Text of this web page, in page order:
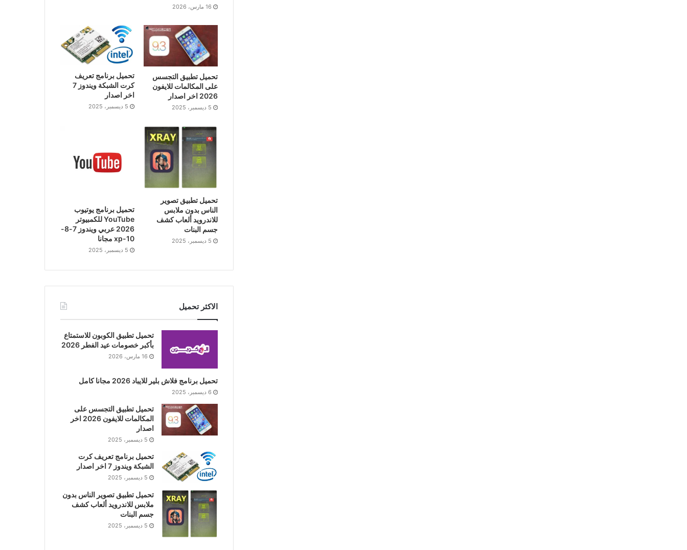
16 مارس، 2026
تحميل تطبيق التجسس
على المكالمات للايفون
2026 اخر اصدار
5 ديسمبر، 2025
تحميل برنامج تعريف
كرت الشبكة ويندوز 7
اخر اصدار
5 ديسمبر، 2025
تحميل تطبيق تصوير
الناس بدون ملابس
للاندرويد ألعاب كشف
جسم البنات
5 ديسمبر، 2025
تحميل برنامج يوتيوب
YouTube للكمبيوتر
2026 عربي ويندوز 7-8-
10-xp مجانا
5 ديسمبر، 2025
الاكثر تحميل
تحميل تطبيق الكوبون للاستمتاع
بأكبر خصومات عيد الفطر 2026
16 مارس، 2026
تحميل برنامج فلاش بلير للايباد 2026 مجانا كامل
6 ديسمبر، 2025
تحميل تطبيق التجسس على
المكالمات للايفون 2026 اخر
اصدار
5 ديسمبر، 2025
تحميل برنامج تعريف كرت
الشبكة ويندوز 7 اخر اصدار
5 ديسمبر، 2025
تحميل تطبيق تصوير الناس بدون
ملابس للاندرويد ألعاب كشف
جسم البنات
5 ديسمبر، 2025